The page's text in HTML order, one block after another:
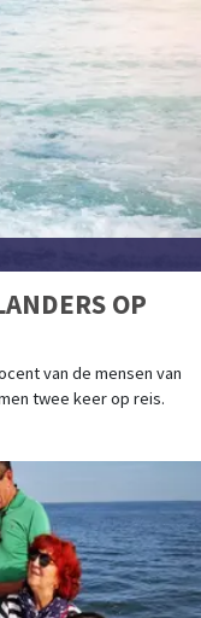
OP
van de mensen van
twee keer op reis.